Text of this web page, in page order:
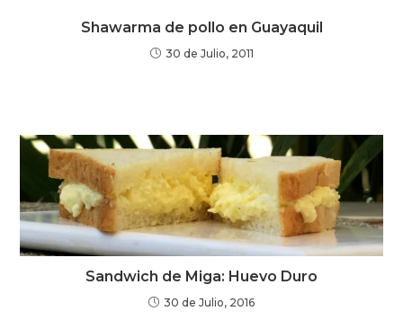
Shawarma de pollo en Guayaquil
30 de Julio, 2011
Sandwich de Miga: Huevo Duro
30 de Julio, 2016